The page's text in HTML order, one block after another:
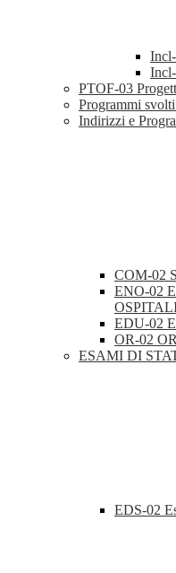
PTOF-03
Programmi
Indirizzi e
COM-02
ENO-02
EDU-02
OR-02
ESAMI DI
EDS-02